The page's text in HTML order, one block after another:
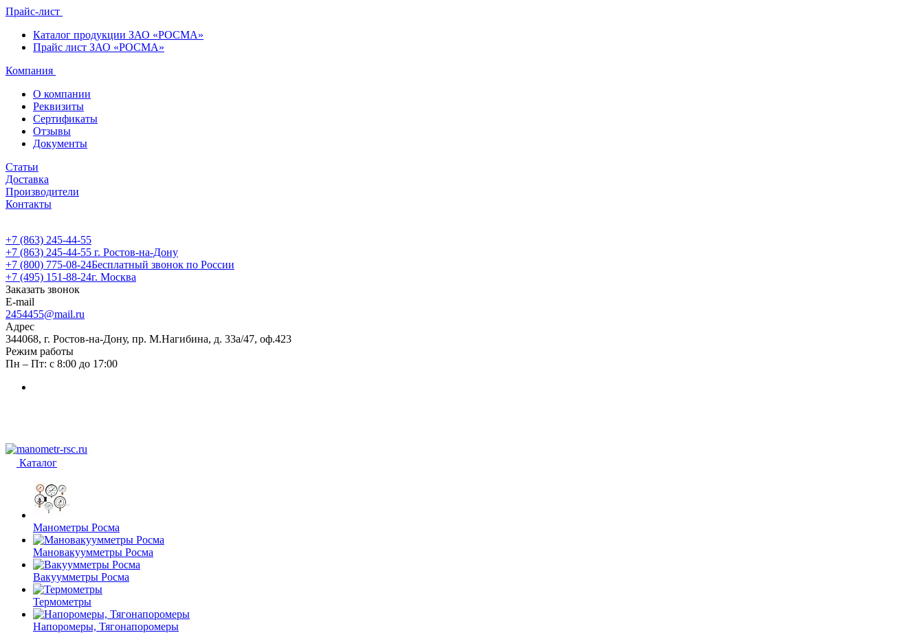
Прайс-лист
Каталог продукции ЗАО «РОСМА»
Прайс лист ЗАО «РОСМА»
Компания
О компании
Реквизиты
Сертификаты
Отзывы
Документы
Статьи
Доставка
Производители
Контакты
+7 (863) 245-44-55
+7 (863) 245-44-55 г. Ростов-на-Дону
+7 (800) 775-08-24Бесплатный звонок по России
+7 (495) 151-88-24г. Москва
Заказать звонок
E-mail
2454455@mail.ru
Адрес
344068, г. Ростов-на-Дону, пр. М.Нагибина, д. 33а/47, оф.423
Режим работы
Пн – Пт: с 8:00 до 17:00
Каталог
Манометры Росма
Мановакуумметры Росма
Вакуумметры Росма
Термометры
Напоромеры, Тягонапоромеры